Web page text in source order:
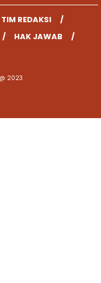
TIM REDAKSI
HAK JAWAB
2023